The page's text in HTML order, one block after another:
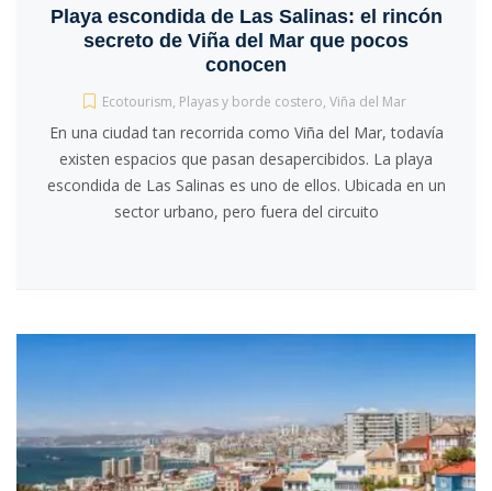
Playa escondida de Las Salinas: el rincón
secreto de Viña del Mar que pocos
conocen
Ecotourism, Playas y borde costero, Viña del Mar
En una ciudad tan recorrida como Viña del Mar, todavía
existen espacios que pasan desapercibidos. La playa
escondida de Las Salinas es uno de ellos. Ubicada en un
sector urbano, pero fuera del circuito